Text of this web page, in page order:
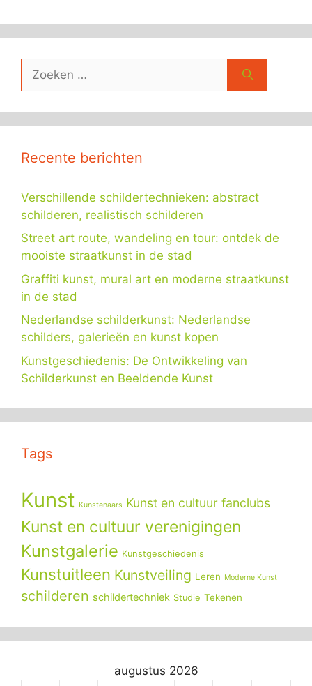
naar:
Recente berichten
Verschillende schildertechnieken: abstract
schilderen, realistisch schilderen
Street art route, wandeling en tour: ontdek de
mooiste straatkunst in de stad
Graffiti kunst, mural art en moderne straatkunst
in de stad
Nederlandse schilderkunst: Nederlandse
schilders, galerieën en kunst kopen
Kunstgeschiedenis: De Ontwikkeling van
Schilderkunst en Beeldende Kunst
Tags
Kunst Kunstenaars Kunst en cultuur fanclubs
Kunst en cultuur verenigingen
Kunstgalerie Kunstgeschiedenis
Kunstuitleen Kunstveiling Leren Moderne Kunst
schilderen schildertechniek Studie Tekenen
augustus 2026